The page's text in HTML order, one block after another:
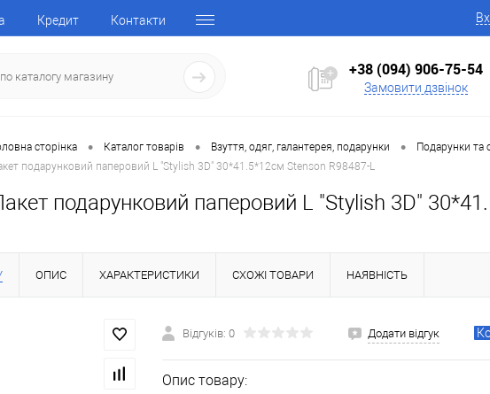
Кредит Контакти
+38 (094) 906-75-54
Замовити дзвінок
сторінка • Каталог товарів • Взуття, одяг, галантерея, подарунки • Подарунки та
подарунковий паперовий L "Stylish 3D" 30*41.5*12см Stenson R98487-L
подарунковий паперовий L "Stylish 3D"
ОПИС ХАРАКТЕРИСТИКИ СХОЖІ ТОВАРИ НАЯВНІСТЬ
Відгуків: 0 Додати відгук
Опис товару: